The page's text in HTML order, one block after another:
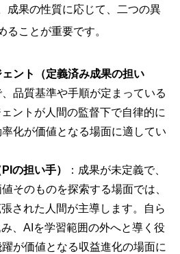
成果の性質に応じて、二つの異
ることが重要です。
ント（定義済み成果の担い
、品質基準や手順が定まっている
ントが人間の監督下で自律的に
化が価値となる場面に適してい
の担い手）
：成果が未定義で、
そのものを探索する場面では、
された人間が主導します。自ら
、AIを学習範囲の外へと導く役
が価値となる収益進化の場面に